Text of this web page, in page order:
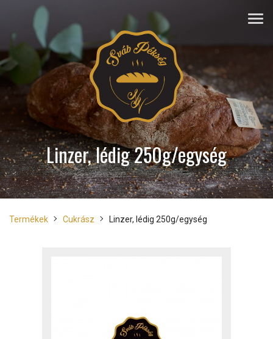
Linzer, lédig 250g/egység
Termékek Cukrász Linzer, lédig 250g/egység